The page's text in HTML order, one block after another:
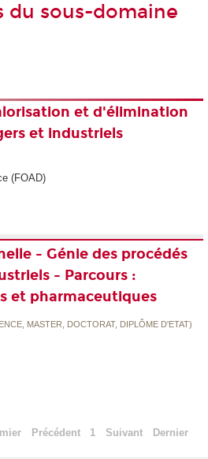
du sous-domaine
et d'élimination
et industriels
(FOAD)
- Génie des procédés
- Parcours :
et pharmaceutiques
MASTER, DOCTORAT, DIPLÔME D'ETAT)
Précédent 1 Suivant Dernier